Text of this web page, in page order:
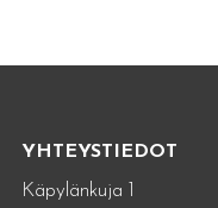
YHTEYSTIEDOT
Käpylänkuja 1